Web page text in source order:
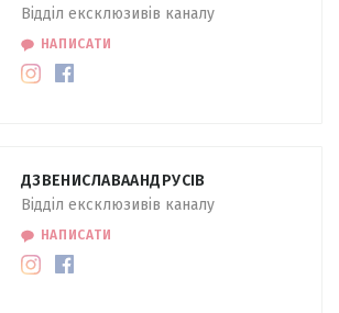
Відділ ексклюзивів каналу
НАПИСАТИ
ДЗВЕНИСЛАВААНДРУСІВ
Відділ ексклюзивів каналу
НАПИСАТИ